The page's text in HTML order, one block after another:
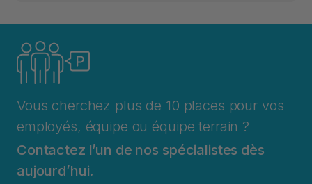
Vous cherchez plus de 10 places pour vos
employés, équipe ou équipe terrain ?
Contactez l’un de nos spécialistes dès
aujourd’hui.